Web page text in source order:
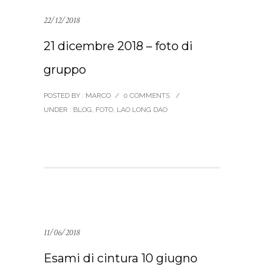
22/12/2018
21 dicembre 2018 – foto di
gruppo
POSTED BY : MARCO / 0 COMMENTS
/
UNDER : BLOG, FOTO, LAO LONG DAO
11/06/2018
Esami di cintura 10 giugno